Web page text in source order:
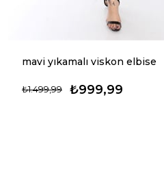
mavi yıkamalı viskon elbise
₺999,99
₺1.499,99